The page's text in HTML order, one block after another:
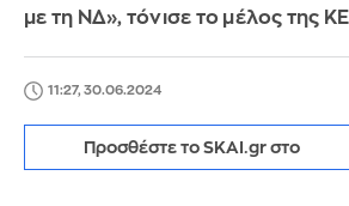
με τη ΝΔ», τόνισε το μέλος της
11:27, 30.06.2024
Προσθέστε το SKAI.gr στο